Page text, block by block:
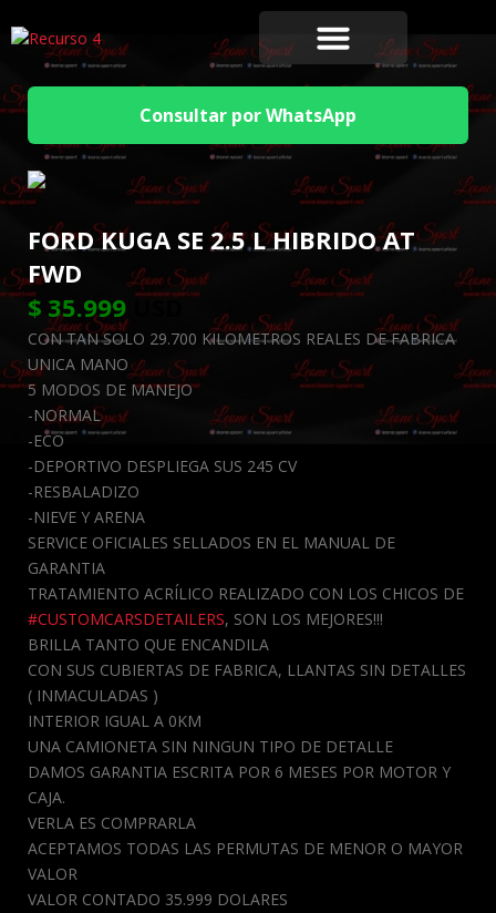
Consultar por WhatsApp
FORD KUGA SE 2.5 L HIBRIDO AT
FWD
$ 35.999 USD
CON TAN SOLO 29.700 KILOMETROS REALES DE FABRICA
UNICA MANO
5 MODOS DE MANEJO
-NORMAL
-ECO
-DEPORTIVO DESPLIEGA SUS 245 CV
-RESBALADIZO
-NIEVE Y ARENA
SERVICE OFICIALES SELLADOS EN EL MANUAL DE
GARANTIA
TRATAMIENTO ACRÍLICO REALIZADO CON LOS CHICOS DE
#CUSTOMCARSDETAILERS, SON LOS MEJORES!!!
BRILLA TANTO QUE ENCANDILA
CON SUS CUBIERTAS DE FABRICA, LLANTAS SIN DETALLES
( INMACULADAS )
INTERIOR IGUAL A 0KM
UNA CAMIONETA SIN NINGUN TIPO DE DETALLE
DAMOS GARANTIA ESCRITA POR 6 MESES POR MOTOR Y
CAJA.
VERLA ES COMPRARLA
ACEPTAMOS TODAS LAS PERMUTAS DE MENOR O MAYOR
VALOR
VALOR CONTADO 35.999 DOLARES